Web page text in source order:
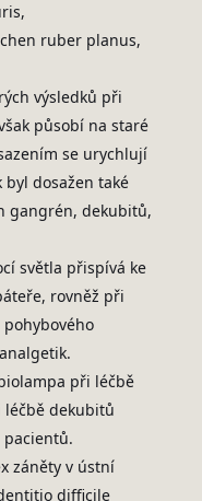
ruber planus,
výsledků při
působí na staré
se urychlují
byl dosažen také
gangrén, dekubitů,
světla přispívá ke
rovněž při
při léčbě
léčbě dekubitů
záněty v ústní
difficile